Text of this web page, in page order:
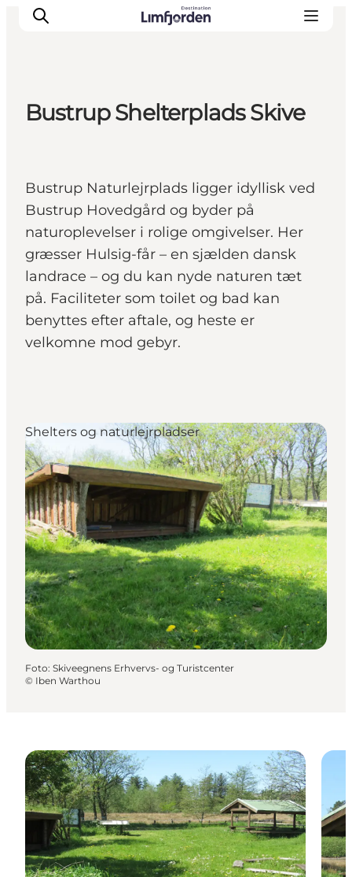
Bustrup Shelterplads Skive
Bustrup Naturlejrplads ligger idyllisk ved
Bustrup Hovedgård og byder på
naturoplevelser i rolige omgivelser. Her
græsser Hulsig-får – en sjælden dansk
landrace – og du kan nyde naturen tæt
på. Faciliteter som toilet og bad kan
benyttes efter aftale, og heste er
velkomne mod gebyr.
Shelters og naturlejrpladser
Foto: Skiveegnens Erhvervs- og Turistcenter
© Iben Warthou